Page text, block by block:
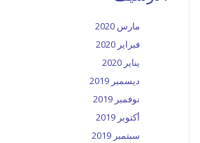
مارس 2020
فبراير 2020
يناير 2020
ديسمبر 2019
نوفمبر 2019
أكتوبر 2019
سبتمبر 2019